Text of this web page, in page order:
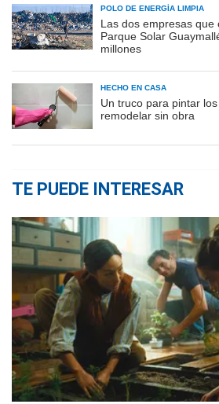
POLO DE ENERGÍA LIMPIA
Las dos empresas
Parque Solar
millones
HECHO EN CASA
Un truco para pintar
remodelar sin obra
TE PUEDE INTERESAR